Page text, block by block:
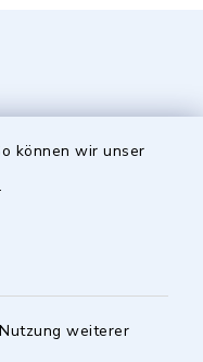
können wir unser
weiterer